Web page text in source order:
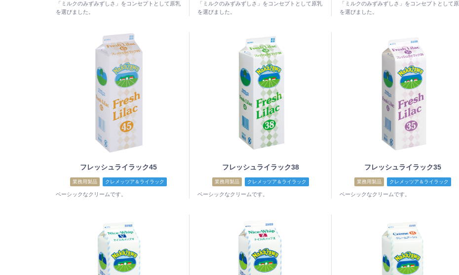
「ミルクのみずみずしさ」をコンセプトとして原乳
を選びました。
「ミルクのみずみずしさ」をコンセプトとして原乳
を選びました。
「ミルクのみずみずしさ」をコンセプトとして
を選びました。
フレッシュライラック45
業務用製品 クレメッツア＆ライラック
ベーシックなクリームです。
フレッシュライラック38
業務用製品 クレメッツア＆ライラック
ベーシックなクリームです。
フレッシュライラック35
業務用製品 クレメッツア＆ライラック
ベーシックなクリームです。